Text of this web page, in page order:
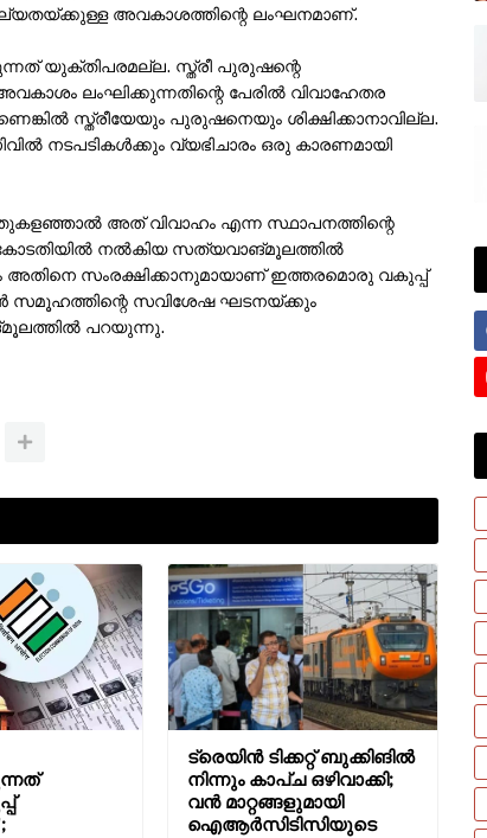
അവകാശത്തിന്റെ ലംഘനമാണ്.
യുക്തിപരമല്ല. സ്ത്രീ പുരുഷന്റെ
ലംഘിക്കുന്നതിന്റെ പേരില്‍ വിവാഹേതര
സ്ത്രീയേയും പുരുഷനെയും ശിക്ഷിക്കാനാവില്ല.
നടപടികള്‍ക്കും വ്യഭിചാരം ഒരു കാരണമായി
അത് വിവാഹം എന്ന സ്ഥാപനത്തിന്റെ
കോടതിയില്‍ നല്‍കിയ സത്യവാങ്മൂലത്തില്‍
അതിനെ സംരക്ഷിക്കാനുമായാണ് ഇത്തരമൊരു വകുപ്പ്
സമൂഹത്തിന്റെ സവിശേഷ ഘടനയ്ക്കും
പറയുന്നു.
ട്രെയിന്‍ ടിക്കറ്റ് ബുക്കിങില്‍
നിന്നും കാപ്ച ഒഴിവാക്കി;
വൻ മാറ്റങ്ങളുമായി
ഐആര്‍സിടിസിയുടെ